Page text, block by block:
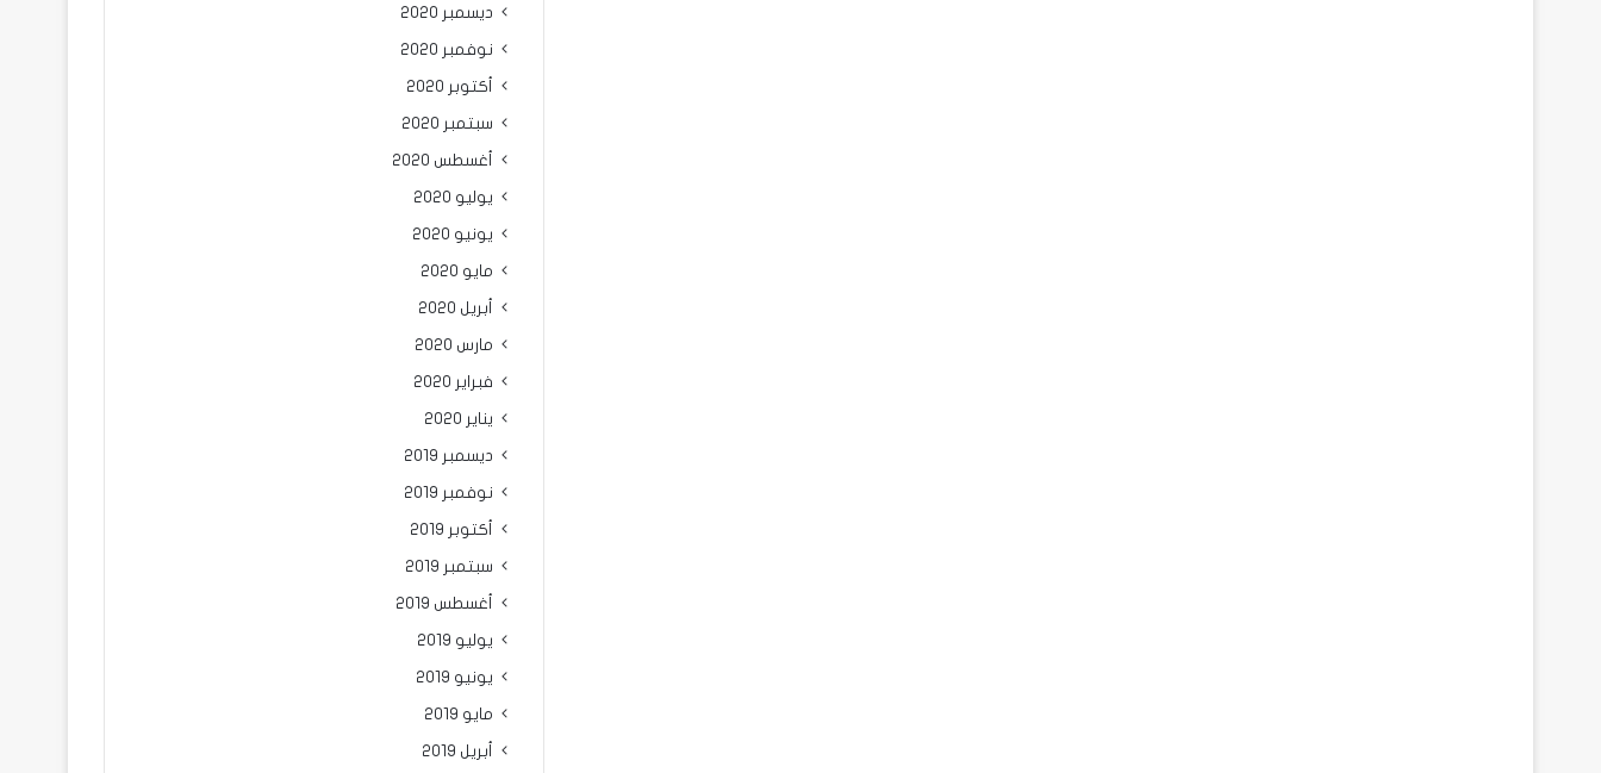
ديسمبر 2020
نوفمبر 2020
أكتوبر 2020
سبتمبر 2020
أغسطس 2020
يوليو 2020
يونيو 2020
مايو 2020
أبريل 2020
مارس 2020
فبراير 2020
يناير 2020
ديسمبر 2019
نوفمبر 2019
أكتوبر 2019
سبتمبر 2019
أغسطس 2019
يوليو 2019
يونيو 2019
مايو 2019
أبريل 2019